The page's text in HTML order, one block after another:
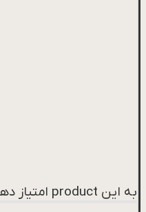
به این product امتیاز دهید